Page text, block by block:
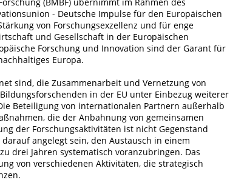
- Deutsche Impulse für den Europäischen
von Forschungsexzellenz und für enge
und Gesellschaft in der Europäischen
Forschung und Innovation sind der Garant für
Europa.
sind, die Zusammenarbeit und Vernetzung von
in der EU unter Einbezug weiterer
Beteiligung von internationalen Partnern außerhalb
die der Anbahnung von gemeinsamen
der Forschungsaktivitäten ist nicht Gegenstand
angelegt sein, den Austausch in einem
drei Jahren systematisch voranzubringen. Das
von verschiedenen Aktivitäten, die strategisch